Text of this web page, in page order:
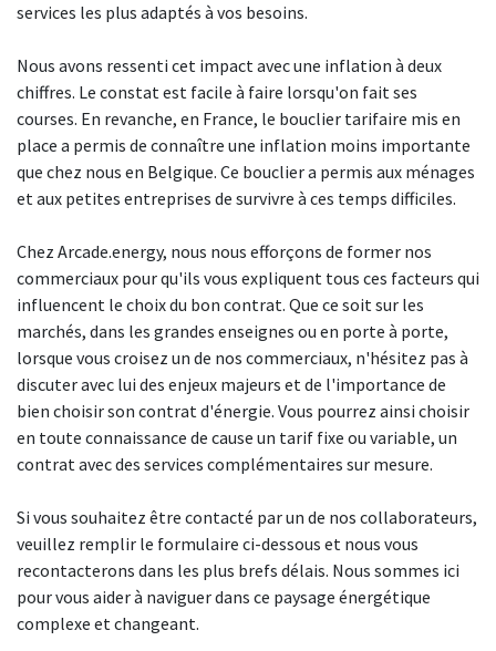
services les plus adaptés à vos besoins.
Nous avons ressenti cet impact avec une inflation à deux
chiffres. Le constat est facile à faire lorsqu'on fait ses
courses. En revanche, en France, le bouclier tarifaire mis en
place a permis de connaître une inflation moins importante
que chez nous en Belgique. Ce bouclier a permis aux ménages
et aux petites entreprises de survivre à ces temps difficiles.
Chez Arcade.energy, nous nous efforçons de former nos
commerciaux pour qu'ils vous expliquent tous ces facteurs qui
influencent le choix du bon contrat. Que ce soit sur les
marchés, dans les grandes enseignes ou en porte à porte,
lorsque vous croisez un de nos commerciaux, n'hésitez pas à
discuter avec lui des enjeux majeurs et de l'importance de
bien choisir son contrat d'énergie. Vous pourrez ainsi choisir
en toute connaissance de cause un tarif fixe ou variable, un
contrat avec des services complémentaires sur mesure.
Si vous souhaitez être contacté par un de nos collaborateurs,
veuillez remplir le formulaire ci-dessous et nous vous
recontacterons dans les plus brefs délais. Nous sommes ici
pour vous aider à naviguer dans ce paysage énergétique
complexe et changeant.